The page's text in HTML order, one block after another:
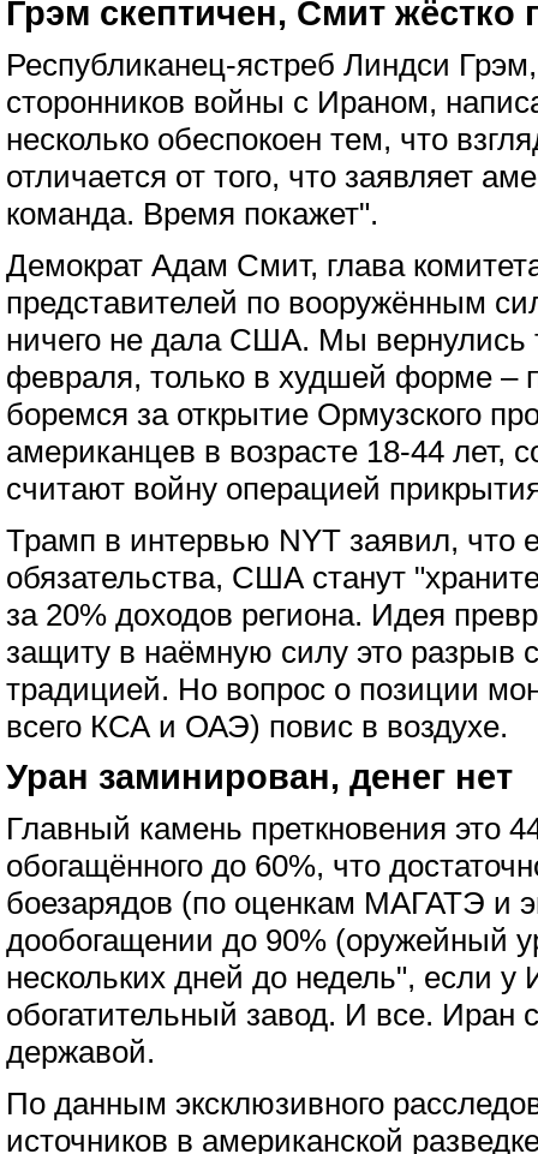
Грэм скептичен, Смит жёстко
Республиканец-ястреб Линдси
сторонников войны с Ираном,
несколько обеспокоен тем, что
отличается от того, что заявляет
команда. Время покажет".
Демократ Адам Смит, глава
представителей по вооружённым
ничего не дала США. Мы вернулись
февраля, только в худшей форме –
боремся за открытие Ормузского
американцев в возрасте 18-44 лет,
считают войну операцией
Трамп в интервью NYT заявил, что
обязательства, США станут
за 20% доходов региона. Идея
защиту в наёмную силу это разрыв
традицией. Но вопрос о позиции
всего КСА и ОАЭ) повис в воздухе.
Уран заминирован, денег нет
Главный камень преткновения это
обогащённого до 60%, что
боезарядов (по оценкам МАГАТЭ и
дообогащении до 90% (оружейный
нескольких дней до недель", если
обогатительный завод. И все. Иран
державой.
По данным эксклюзивного
источников в американской